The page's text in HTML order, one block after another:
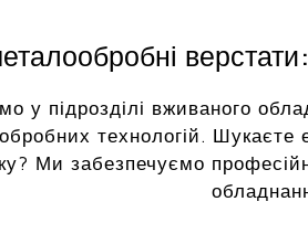
у підрозділі вживаного
технологій. Шукаєте
Ми забезпечуємо